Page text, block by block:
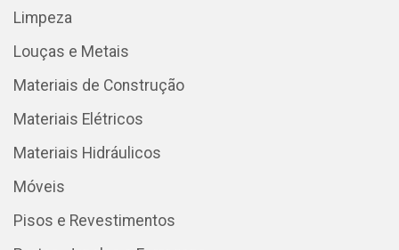
Limpeza
Louças e Metais
Materiais de Construção
Materiais Elétricos
Materiais Hidráulicos
Móveis
Pisos e Revestimentos